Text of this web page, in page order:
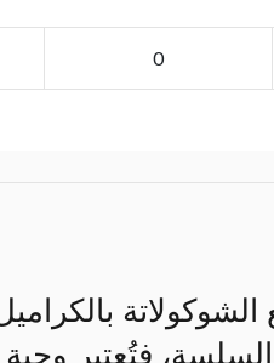
0
الشوكولاتة
فتُعتبر وجبة